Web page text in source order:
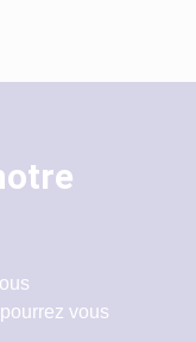
vous